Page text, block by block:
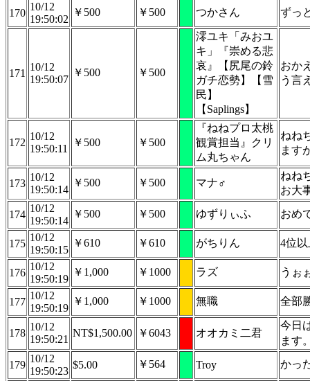
170
10/12
19:50:02
￥500 ￥500 つかさん ずっ
171
10/12
19:50:07
￥500 ￥500
澪ユキ「みおユ
キ」『崇める悲
哀』【尻尾の鈴
ガチ恋勢】【雪
民】
【Saplings】
おか
う言
172
10/12
19:50:11
￥500 ￥500
『ねねプロ太桃
観賞担当』クリ
ム丸ちゃん
ねね
ます
173
10/12
19:50:14
￥500 ￥500 マナ♂
ねね
お大
174
10/12
19:50:14
￥500 ￥500 ゆずりぃふ おめ
175
10/12
19:50:15
￥610 ￥610 がちりん 4位
176
10/12
19:50:19
￥1,000 ￥1000 ラズ うぉ
177
10/12
19:50:19
￥1,000 ￥1000 無職 全部
178
10/12
19:50:21
NT$1,500.00 ￥6043 オオカミ二君
今日
ます
179
10/12
19:50:23
$5.00 ￥564 Troy かっ